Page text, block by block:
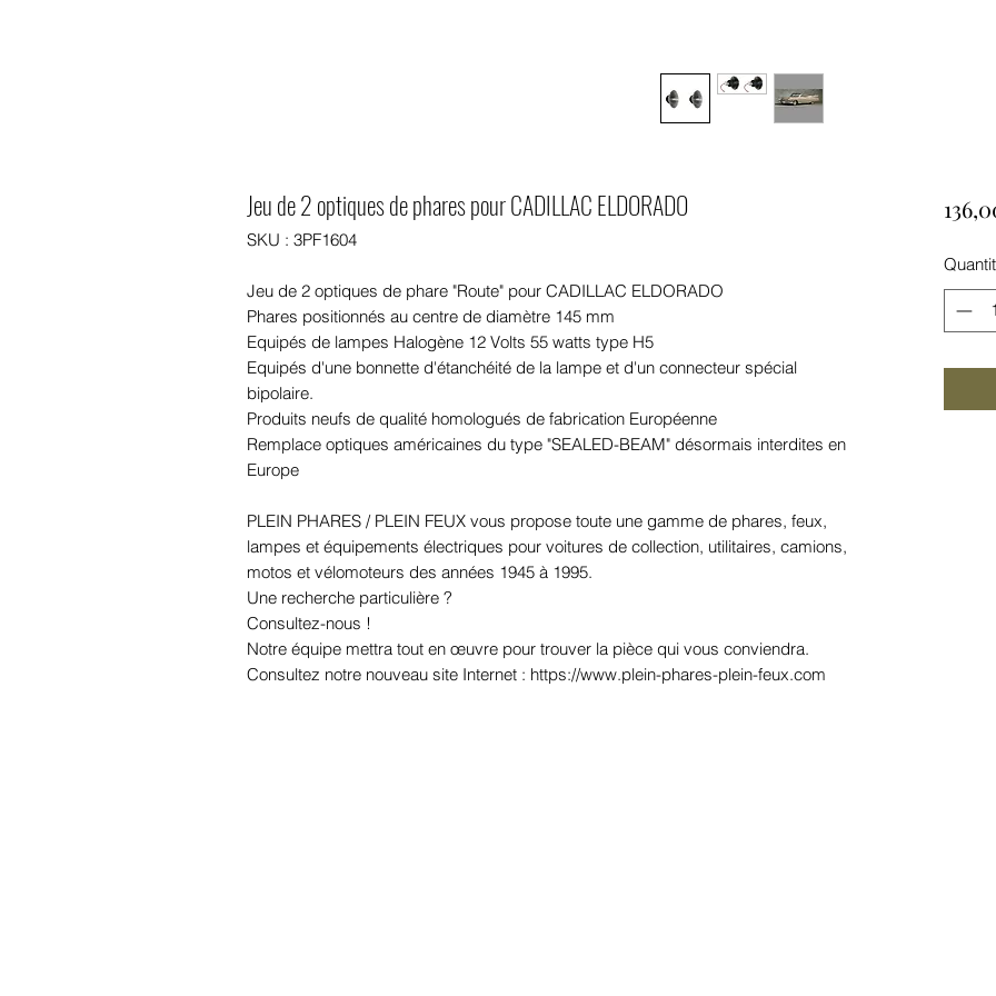
Jeu de 2 optiques de phares pour CADILLAC ELDORADO
SKU : 3PF1604
Jeu de 2 optiques de phare "Route" pour CADILLAC ELDORADO
Phares positionnés au centre de diamètre 145 mm
Equipés de lampes Halogène 12 Volts 55 watts type H5
Equipés d'une bonnette d'étanchéité de la lampe et d'un connecteur spécial
bipolaire.
Produits neufs de qualité homologués de fabrication Européenne
Remplace optiques américaines du type "SEALED-BEAM" désormais interdites en
Europe
PLEIN PHARES / PLEIN FEUX vous propose toute une gamme de phares, feux,
lampes et équipements électriques pour voitures de collection, utilitaires, camions,
motos et vélomoteurs des années 1945 à 1995.
Une recherche particulière ?
Consultez-nous !
Notre équipe mettra tout en œuvre pour trouver la pièce qui vous conviendra.
Consultez notre nouveau site Internet : https://www.plein-phares-plein-feux.com